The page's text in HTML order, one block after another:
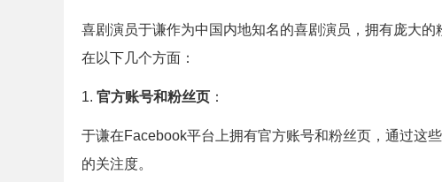
喜剧演员于谦作为中国内地知名的喜剧演员，拥有庞大
在以下几个方面：
1. 官方账号和粉丝页 ：
于谦在Facebook平台上拥有官方账号和粉丝页，通过这
的关注度。